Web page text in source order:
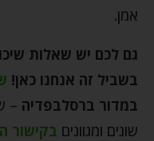
אמן.
גם לכם יש שאלות
בשביל זה אנחנו כאן!
במדור ברסלבפדיה –
שונים ומגוונים בקישור